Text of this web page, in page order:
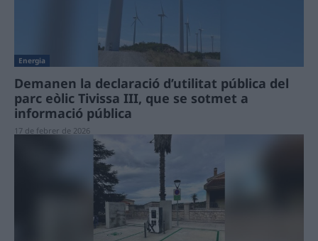
Energia
Demanen la declaració d’utilitat pública del
parc eòlic Tivissa III, que se sotmet a
informació pública
17 de febrer de 2026